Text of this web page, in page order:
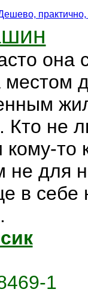
практично,
она
местом
Кто не
то
не для
в себе
1